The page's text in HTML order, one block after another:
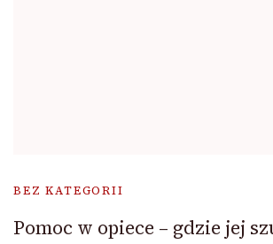
BEZ KATEGORII
Pomoc w opiece – gdzie jej